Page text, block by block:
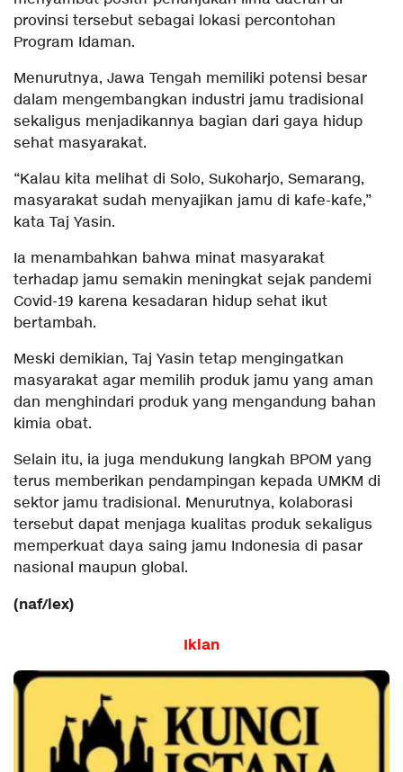
provinsi tersebut sebagai lokasi percontohan
Program Idaman.
Menurutnya, Jawa Tengah memiliki potensi besar
dalam mengembangkan industri jamu tradisional
sekaligus menjadikannya bagian dari gaya hidup
sehat masyarakat.
“Kalau kita melihat di Solo, Sukoharjo, Semarang,
masyarakat sudah menyajikan jamu di kafe-kafe,”
kata Taj Yasin.
Ia menambahkan bahwa minat masyarakat
terhadap jamu semakin meningkat sejak pandemi
Covid-19 karena kesadaran hidup sehat ikut
bertambah.
Meski demikian, Taj Yasin tetap mengingatkan
masyarakat agar memilih produk jamu yang aman
dan menghindari produk yang mengandung bahan
kimia obat.
Selain itu, ia juga mendukung langkah BPOM yang
terus memberikan pendampingan kepada UMKM di
sektor jamu tradisional. Menurutnya, kolaborasi
tersebut dapat menjaga kualitas produk sekaligus
memperkuat daya saing jamu Indonesia di pasar
nasional maupun global.
(naf/lex)
Iklan